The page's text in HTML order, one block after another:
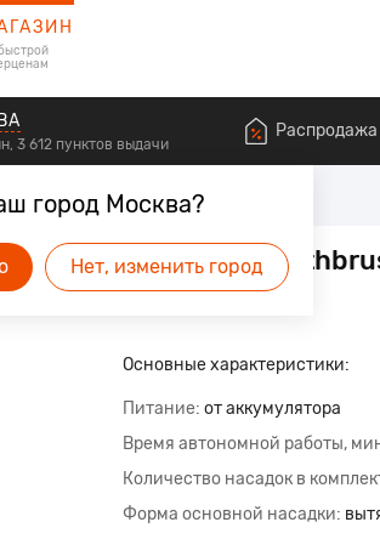
город Москва?
Нет, изменить город
3 612 пунктов выдачи
Распродажа
для ухода за полостью рта
Wave Electric
Основные характеристики:
Питание от аккумулятора
Время автономной работы,
Количество насадок в
Форма основной насадки